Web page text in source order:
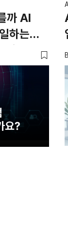
까 AI
하는
유